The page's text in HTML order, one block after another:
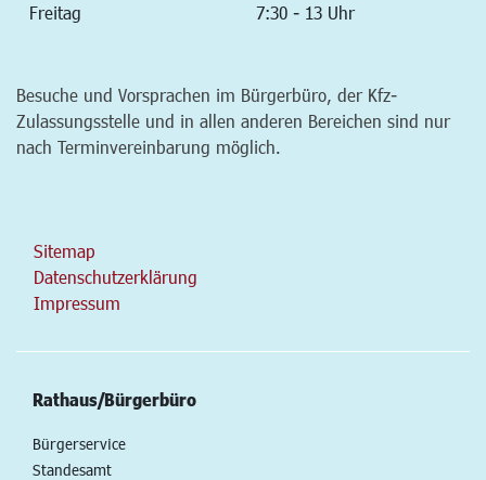
Freitag 7:30 - 13 Uhr
Besuche und Vorsprachen im Bürgerbüro, der Kfz-
Zulassungsstelle und in allen anderen Bereichen sind nur
nach Terminvereinbarung möglich.
Sitemap
Datenschutzerklärung
Impressum
Rathaus/Bürgerbüro
Bürgerservice
Standesamt